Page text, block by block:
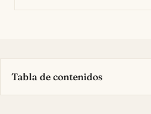
Tabla de contenidos